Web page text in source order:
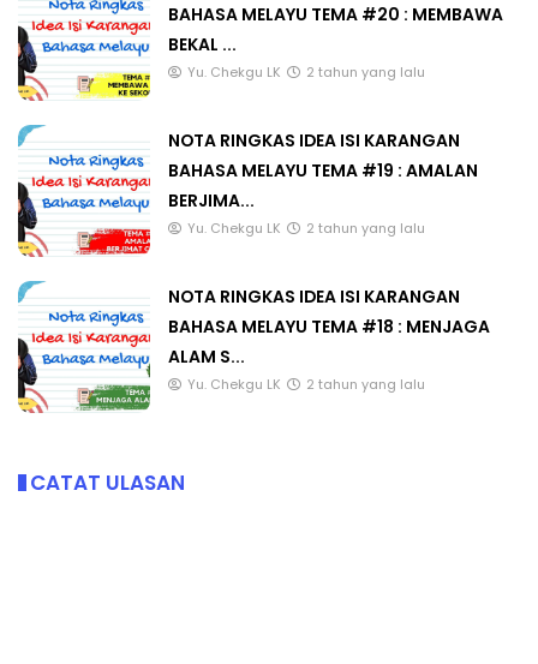
BAHASA MELAYU TEMA #20 : MEMBAWA
BEKAL ...
Yu. Chekgu LK 2 tahun yang lalu
NOTA RINGKAS IDEA ISI KARANGAN
BAHASA MELAYU TEMA #19 : AMALAN
BERJIMA...
Yu. Chekgu LK 2 tahun yang lalu
NOTA RINGKAS IDEA ISI KARANGAN
BAHASA MELAYU TEMA #18 : MENJAGA
ALAM S...
Yu. Chekgu LK 2 tahun yang lalu
CATAT ULASAN